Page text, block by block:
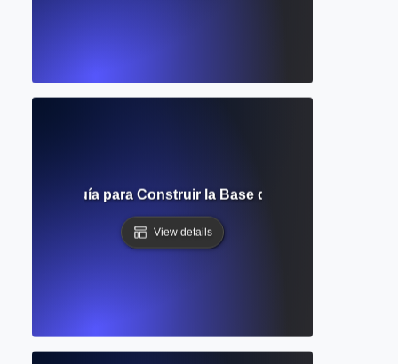
Teórico? Guía para Construir la Base de Tu Estudio de
View details